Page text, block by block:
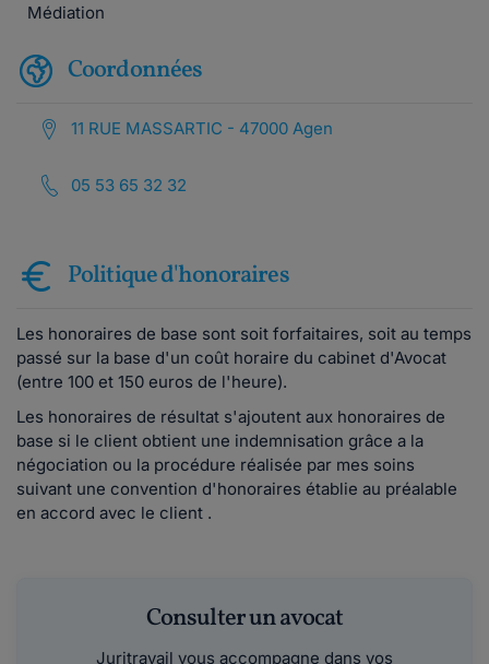
Médiation
Coordonnées
11 RUE MASSARTIC - 47000 Agen
05 53 65 32 32
Politique d'honoraires
Les honoraires de base sont soit forfaitaires, soit au temps
passé sur la base d'un coût horaire du cabinet d'Avocat
(entre 100 et 150 euros de l'heure).
Les honoraires de résultat s'ajoutent aux honoraires de
base si le client obtient une indemnisation grâce a la
négociation ou la procédure réalisée par mes soins
suivant une convention d'honoraires établie au préalable
en accord avec le client .
Consulter un avocat
Juritravail vous accompagne dans vos